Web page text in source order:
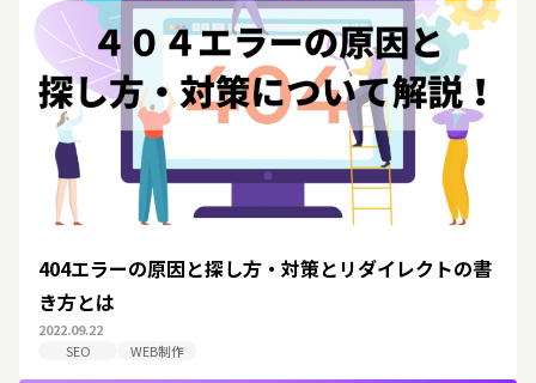
404エラーの原因と探し方・対策とリダイレクトの書
き方とは
2022.09.22
SEO
WEB制作